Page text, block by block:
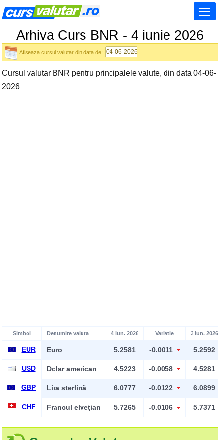
Arhiva Curs BNR - 4 iunie 2026
Afiseaza cursul valutar din data de:
Cursul valutar BNR pentru principalele valute, din data 04-06-
2026
Simbol Denumire valuta 4 iun. 2026 Variatie 3 iun. 2026
EUR Euro 5.2581 -0.0011 5.2592
USD Dolar american 4.5223 -0.0058 4.5281
GBP Lira sterlină 6.0777 -0.0122 6.0899
CHF Francul elveţian 5.7265 -0.0106 5.7371